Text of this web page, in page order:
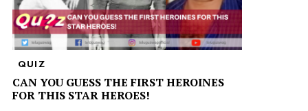
QUIZ
CAN YOU GUESS THE FIRST HEROINES
FOR THIS STAR HEROES!